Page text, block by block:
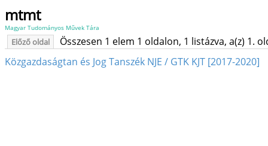
mtmt
Magyar Tudományos Művek Tára
Előző oldal
Összesen 1 elem 1 oldalon, 1 listázva, a(z) 1.
Közgazdaságtan és Jog Tanszék NJE / GTK KJT [2017-2020]